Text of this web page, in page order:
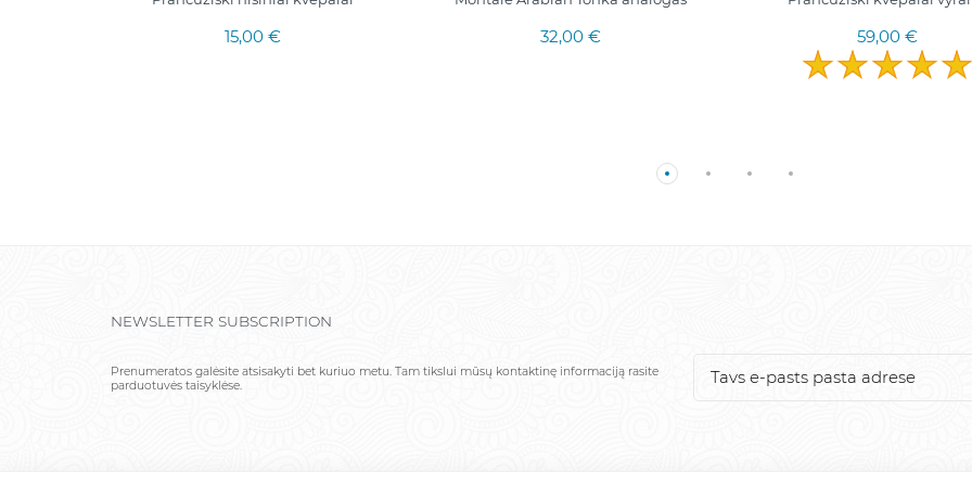
15,00 € 32,00 € 59,00 €
NEWSLETTER SUBSCRIPTION
Prenumeratos galėsite atsisakyti bet kuriuo metu. Tam tikslui mūsų kontaktinę informaciją rasite
parduotuvės taisyklėse.